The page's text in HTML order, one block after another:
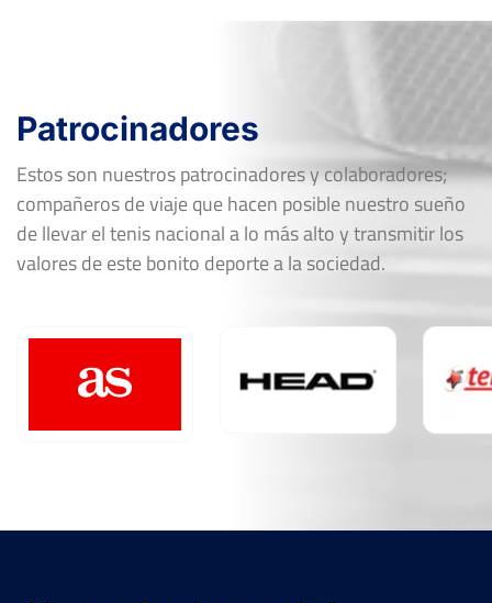
Patrocinadores
Estos son nuestros patrocinadores y colaboradores;
compañeros de viaje que hacen posible nuestro sueño
de llevar el tenis nacional a lo más alto y transmitir los
valores de este bonito deporte a la sociedad.